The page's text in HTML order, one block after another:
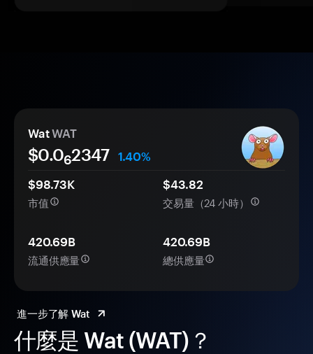
什麼是 Wat (WAT)？
WatWAT
$0.062347
1.40%
$98.73K
市值
$43.82
交易量（24 小時）
420.69B
流通供應量
420.69B
總供應量
進一步了解 Wat